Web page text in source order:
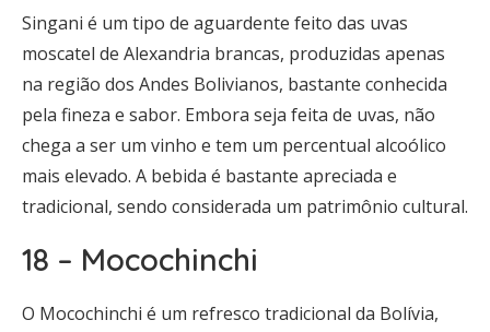
Singani é um tipo de aguardente feito das uvas
moscatel de Alexandria brancas, produzidas apenas
na região dos Andes Bolivianos, bastante conhecida
pela fineza e sabor. Embora seja feita de uvas, não
chega a ser um vinho e tem um percentual alcoólico
mais elevado. A bebida é bastante apreciada e
tradicional, sendo considerada um patrimônio cultural.
18 – Mocochinchi
O Mocochinchi é um refresco tradicional da Bolívia,